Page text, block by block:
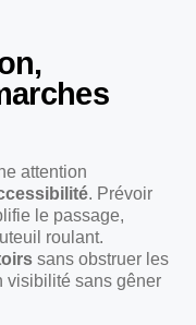
attention
. Prévoir
le passage,
roulant.
sans obstruer les
visibilité sans gêner